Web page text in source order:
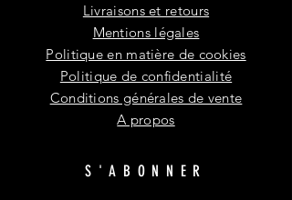
Livraisons et retours
Mentions légales
Politique en matière de cookies
Politique de confidentialité
Conditions générales de vente
A propos
S'ABONNER